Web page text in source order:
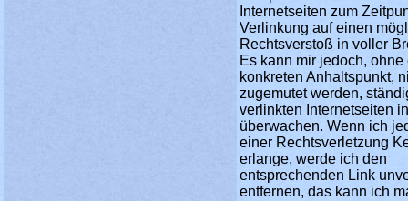
Internetseiten zum
Verlinkung auf einen
Rechtsverstoß in voller
Es kann mir jedoch, ohne
konkreten Anhaltspunkt,
zugemutet werden,
verlinkten Internetseiten
überwachen. Wenn ich
einer Rechtsverletzung
erlange, werde ich den
entsprechenden Link
entfernen, das kann ich